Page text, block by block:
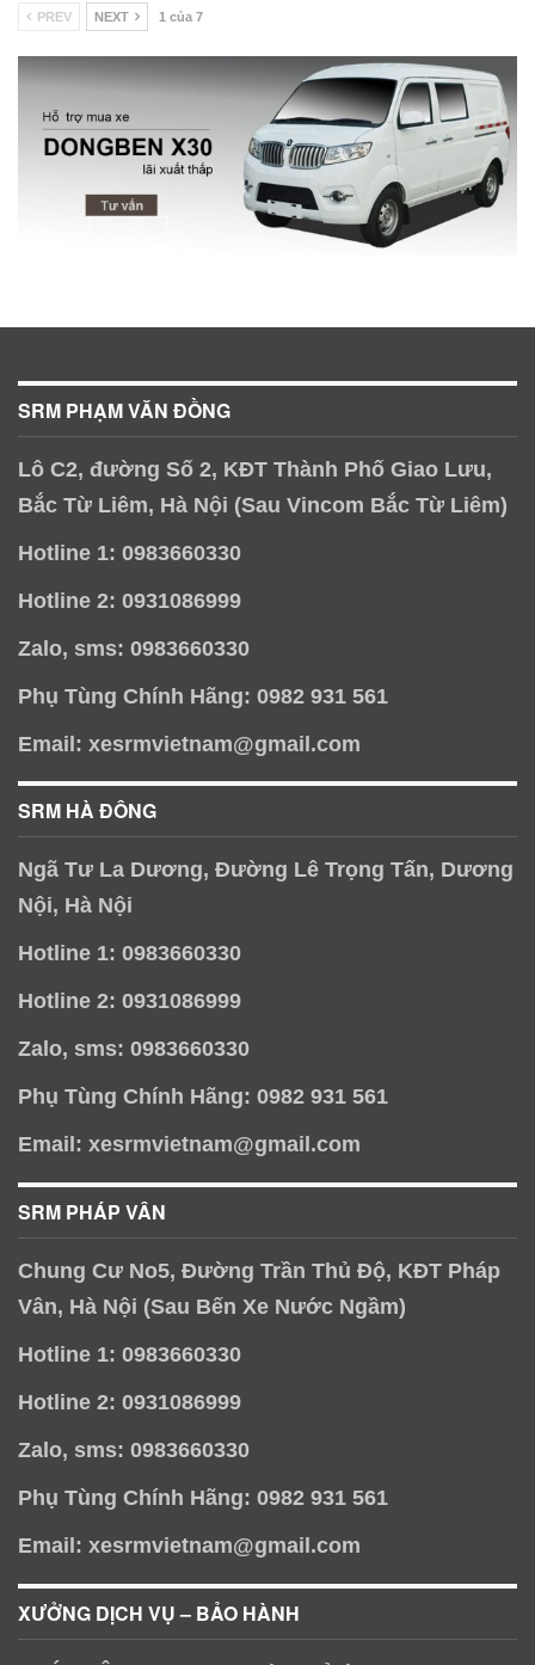
PREV NEXT 1 của 7
SRM PHẠM VĂN ĐỒNG
Lô C2, đường Số 2, KĐT Thành Phố Giao Lưu,
Bắc Từ Liêm, Hà Nội (Sau Vincom Bắc Từ Liêm)
Hotline 1: 0983660330
Hotline 2: 0931086999
Zalo, sms: 0983660330
Phụ Tùng Chính Hãng: 0982 931 561
Email: xesrmvietnam@gmail.com
SRM HÀ ĐÔNG
Ngã Tư La Dương, Đường Lê Trọng Tấn, Dương
Nội, Hà Nội
Hotline 1: 0983660330
Hotline 2: 0931086999
Zalo, sms: 0983660330
Phụ Tùng Chính Hãng: 0982 931 561
Email: xesrmvietnam@gmail.com
SRM PHÁP VÂN
Chung Cư No5, Đường Trần Thủ Độ, KĐT Pháp
Vân, Hà Nội (Sau Bến Xe Nước Ngầm)
Hotline 1: 0983660330
Hotline 2: 0931086999
Zalo, sms: 0983660330
Phụ Tùng Chính Hãng: 0982 931 561
Email: xesrmvietnam@gmail.com
XƯỞNG DỊCH VỤ – BẢO HÀNH